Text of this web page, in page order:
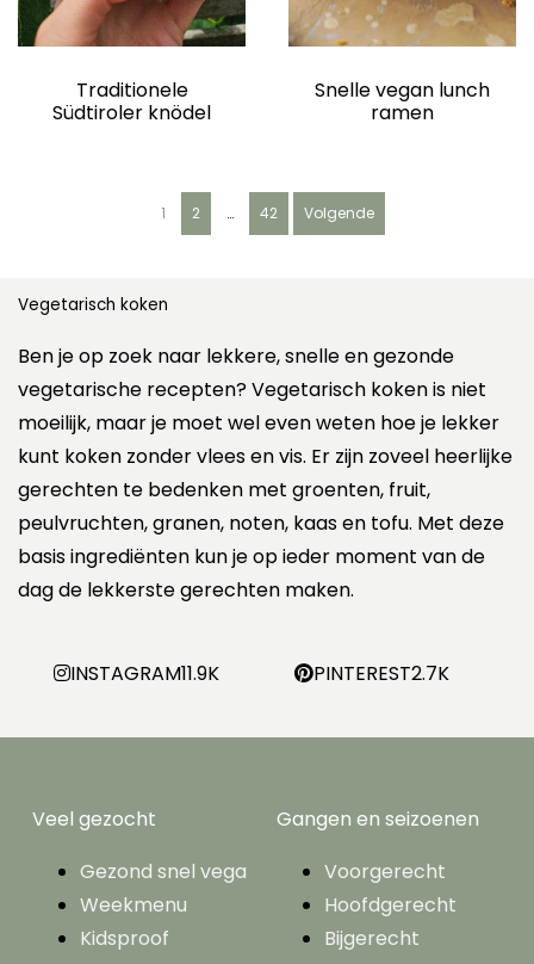
Traditionele
Südtiroler knödel
Snelle vegan lunch
ramen
B
e
t
e
n
p
a
g
i
n
e
r
i
1 2 … 42 Volgende
Vegetarisch koken
Ben je op zoek naar lekkere, snelle en gezonde
vegetarische recepten? Vegetarisch koken is niet
moeilijk, maar je moet wel even weten hoe je lekker
kunt koken zonder vlees en vis. Er zijn zoveel heerlijke
gerechten te bedenken met groenten, fruit,
peulvruchten, granen, noten, kaas en tofu. Met deze
basis ingrediënten kun je op ieder moment van de
dag de lekkerste gerechten maken.
INSTAGRAM11.9K PINTEREST2.7K
Veel gezocht
Gezond snel vega
Weekmenu
Kidsproof
Gangen en seizoenen
Voorgerecht
Hoofdgerecht
Bijgerecht